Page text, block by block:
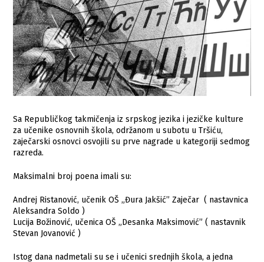
Sa Republičkog takmičenja iz srpskog jezika i jezičke kulture
za učenike osnovnih škola, održanom u subotu u Tršiću,
zaječarski osnovci osvojili su prve nagrade u kategoriji sedmog
razreda.
Maksimalni broj poena imali su:
Andrej Ristanović, učenik OŠ „Đura Jakšić” Zaječar ( nastavnica
Aleksandra Soldo )
Lucija Božinović, učenica OŠ „Desanka Maksimović” ( nastavnik
Stevan Jovanović )
Istog dana nadmetali su se i učenici srednjih škola, a jedna